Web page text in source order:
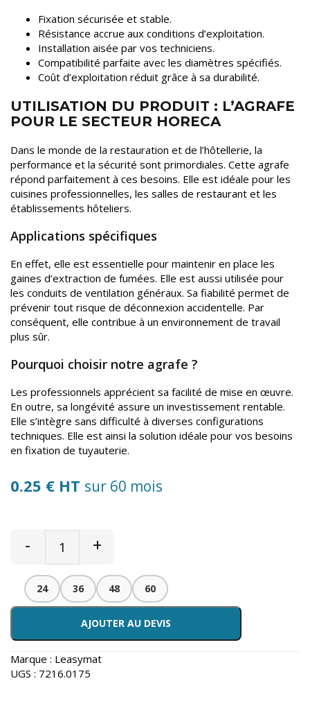
Fixation sécurisée et stable.
Résistance accrue aux conditions d’exploitation.
Installation aisée par vos techniciens.
Compatibilité parfaite avec les diamètres spécifiés.
Coût d’exploitation réduit grâce à sa durabilité.
UTILISATION DU PRODUIT : L’AGRAFE
POUR LE SECTEUR HORECA
Dans le monde de la restauration et de l’hôtellerie, la
performance et la sécurité sont primordiales. Cette agrafe
répond parfaitement à ces besoins. Elle est idéale pour les
cuisines professionnelles, les salles de restaurant et les
établissements hôteliers.
Applications spécifiques
En effet, elle est essentielle pour maintenir en place les
gaines d’extraction de fumées. Elle est aussi utilisée pour
les conduits de ventilation généraux. Sa fiabilité permet de
prévenir tout risque de déconnexion accidentelle. Par
conséquent, elle contribue à un environnement de travail
plus sûr.
Pourquoi choisir notre agrafe ?
Les professionnels apprécient sa facilité de mise en œuvre.
En outre, sa longévité assure un investissement rentable.
Elle s’intègre sans difficulté à diverses configurations
techniques. Elle est ainsi la solution idéale pour vos besoins
en fixation de tuyauterie.
0.25 € HT sur 60 mois
- +
24 36 48 60
AJOUTER AU DEVIS
Marque : Leasymat
UGS : 7216.0175